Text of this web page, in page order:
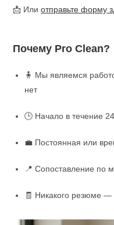
📩 Илиотправьте форму
Почему Pro Clean?
🧍 Мы являемся
нет
🕒 Начало в течение
💼 Постоянная или
📍 Сопоставление по
🧾 Никакого резюме —